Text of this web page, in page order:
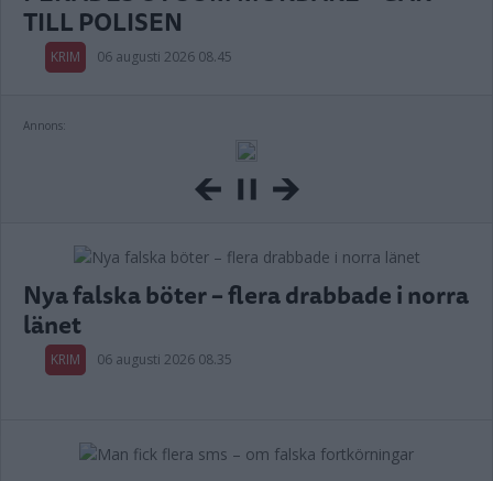
TILL POLISEN
KRIM 06 augusti 2026 08.45
Annons:
Nya falska böter – flera drabbade i norra
länet
KRIM 06 augusti 2026 08.35